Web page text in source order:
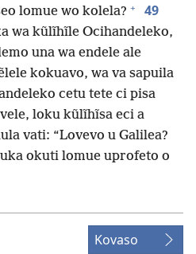
lomue wo kolela? + 49
wa kũlĩhĩle Ocihandeleko,
una wa endele ale
kokuavo, wa va sapuila
cetu tete ci pisa
loku kũlĩhĩsa eci a
vati: “Lovevo u Galilea?
okuti lomue uprofeto o
Kovaso